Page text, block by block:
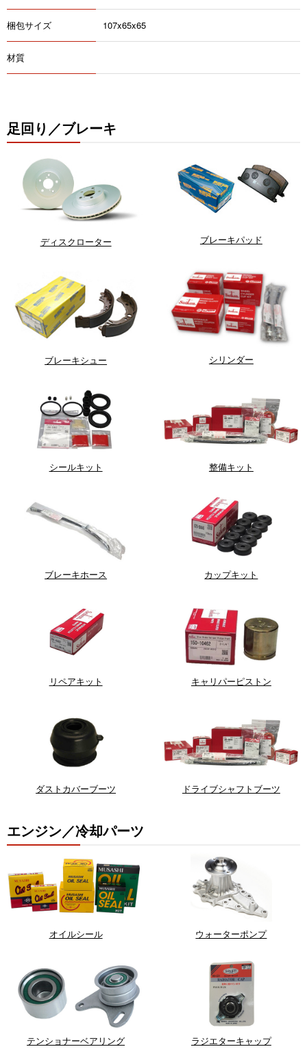
梱包サイズ 107x65x65
材質
足回り／ブレーキ
ディスクローター ブレーキパッド
ブレーキシュー シリンダー
シールキット 整備キット
ブレーキホース カップキット
リペアキット キャリパーピストン
ダストカバーブーツ ドライブシャフトブーツ
エンジン／冷却パーツ
オイルシール ウォーターポンプ
テンショナーベアリング ラジエターキャップ